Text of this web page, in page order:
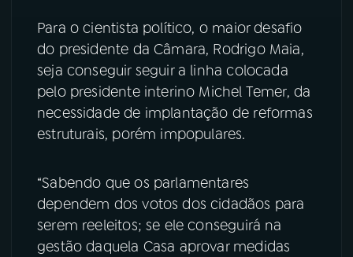
ACOMPANHE A RÁDIO NACIONAL
YouTube
Instagram X
Para o cientista político, o maior desafio
do presidente da Câmara, Rodrigo Maia,
seja conseguir seguir a linha colocada
pelo presidente interino Michel Temer, da
necessidade de implantação de reformas
estruturais, porém impopulares.
“Sabendo que os parlamentares
dependem dos votos dos cidadãos para
serem reeleitos; se ele conseguirá na
gestão daquela Casa aprovar medidas